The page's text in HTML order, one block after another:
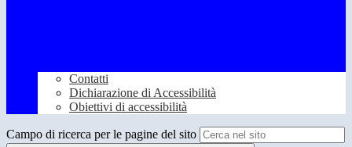
Contatti
Dichiarazione di Accessibilità
Obiettivi di accessibilità
Campo di ricerca per le pagine del sito